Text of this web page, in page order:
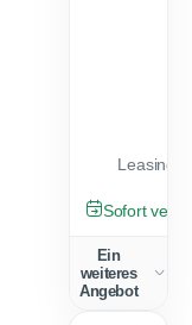
GEBRAUCHT
Sofort
Ein
weiteres
Angebot